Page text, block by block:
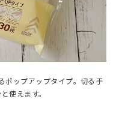
ポップアップタイプ。切る手
使えます。